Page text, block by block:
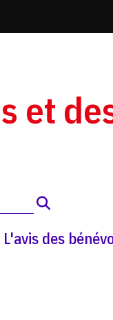
et
L'avis des